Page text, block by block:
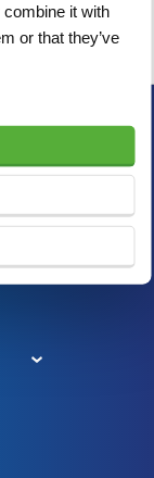
it with
or that they’ve